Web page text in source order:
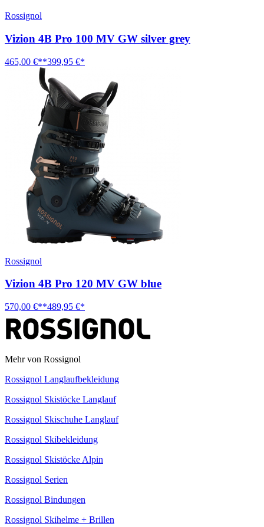
Rossignol
Vizion 4B Pro 100 MV GW silver grey
465,00 €**399,95 €*
Rossignol
Vizion 4B Pro 120 MV GW blue
570,00 €**489,95 €*
Mehr von Rossignol
Rossignol Langlaufbekleidung
Rossignol Skistöcke Langlauf
Rossignol Skischuhe Langlauf
Rossignol Skibekleidung
Rossignol Skistöcke Alpin
Rossignol Serien
Rossignol Bindungen
Rossignol Skihelme + Brillen